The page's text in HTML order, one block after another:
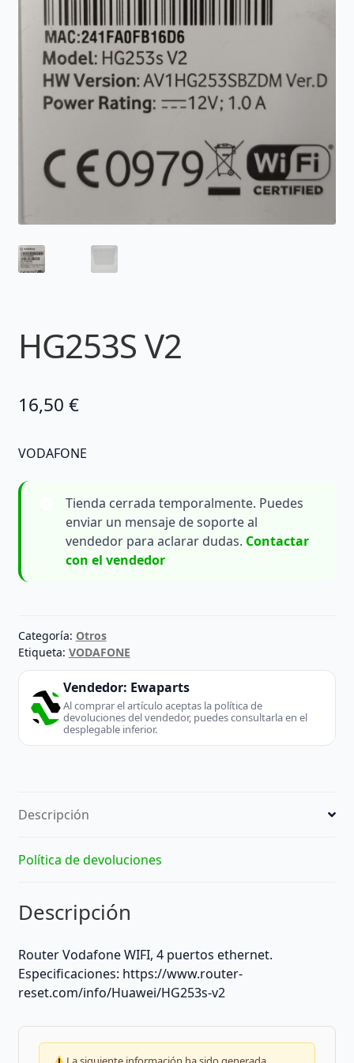
HG253S V2
16,50 €
VODAFONE
Tienda cerrada temporalmente. Puedes
enviar un mensaje de soporte al
vendedor para aclarar dudas. Contactar
con el vendedor
Categoría: Otros
Etiqueta: VODAFONE
Vendedor: Ewaparts
Al comprar el artículo aceptas la política de
devoluciones del vendedor, puedes consultarla en el
desplegable inferior.
Descripción
Política de devoluciones
Descripción
Router Vodafone WIFI, 4 puertos ethernet.
Especificaciones: https://www.router-
reset.com/info/Huawei/HG253s-v2